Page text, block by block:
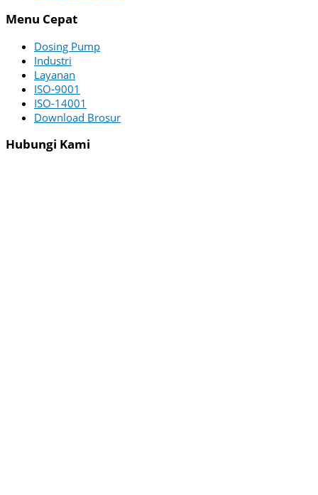
Menu Cepat
Dosing Pump
Industri
Layanan
ISO-9001
ISO-14001
Download Brosur
Hubungi Kami